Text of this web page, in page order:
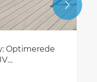
Optimerede
